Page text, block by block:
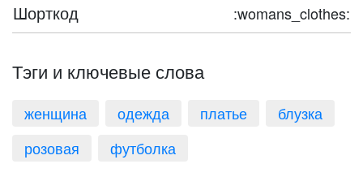
Шорткод :womans_clothes:
Тэги и ключевые слова
женщина одежда платье
блузка
розовая
футболка